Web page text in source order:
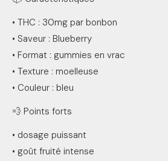
• THC : 30mg par bonbon
• Saveur : Blueberry
• Format : gummies en vrac
• Texture : moelleuse
• Couleur : bleu
💨 Points forts
• dosage puissant
• goût fruité intense